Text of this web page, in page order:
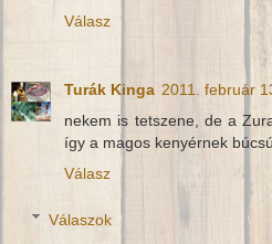
Válasz
Turák Kinga 2011. február
nekem is tetszene, de a
így a magos kenyérnek
Válasz
Válaszok